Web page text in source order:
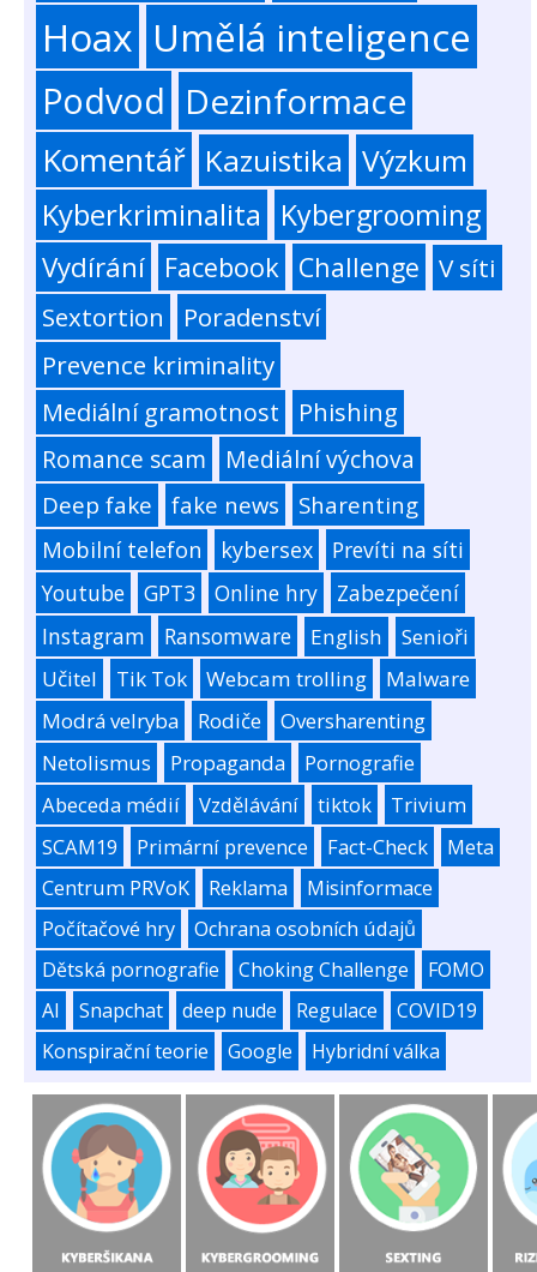
Hoax Umělá inteligence
Podvod Dezinformace
Komentář Kazuistika Výzkum
Kyberkriminalita Kybergrooming
Vydírání Facebook Challenge
V síti
Sextortion
Poradenství
Prevence kriminality
Mediální gramotnost
Phishing
Romance scam
Mediální výchova
Deep fake fake news Sharenting
Mobilní telefon kybersex
Prevíti na síti
Youtube
GPT3 Online hry
Zabezpečení
Instagram
Ransomware English
Senioři
Učitel
Tik Tok Webcam trolling
Malware
Modrá velryba
Rodiče
Oversharenting
Netolismus
Propaganda
Pornografie
Abeceda médií
Vzdělávání tiktok
Trivium
SCAM19
Primární prevence Fact-Check
Meta
Centrum PRVoK
Reklama
Misinformace
Počítačové hry
Ochrana osobních údajů
Dětská pornografie
Choking Challenge
FOMO
AI
Snapchat deep nude Regulace
COVID19
Konspirační teorie
Google Hybridní válka